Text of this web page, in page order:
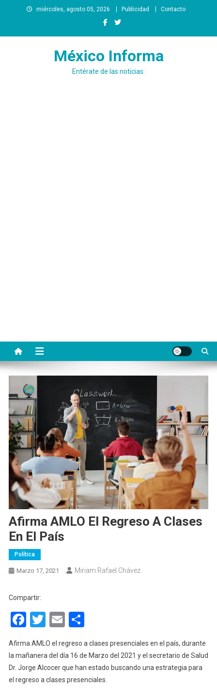
miércoles, agosto 05, 2026 Publicidad Contacto
México Informa
Entérate de las noticias:
Afirma AMLO El Regreso A Clases
En El País
Política
Marzo 17, 2021 Miriam Rafael Chávez
Compartir:
Facebook
Twitter
EmailCompartir
Afirma AMLO el regreso a clases presenciales en el país, durante
la mañanera del día 16 de Marzo del 2021 y el secretario de Salud
Dr. Jorge Alcocer que han estado buscando una estrategia para
el regreso a clases presenciales.